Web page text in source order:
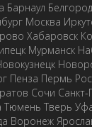
Барнаул Белгород
Москва
Хабаровск
Мурманск
Пенза Пермь
Сочи
Тюмень Тверь
Воронеж